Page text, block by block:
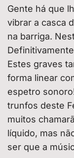
Gente há que
vibrar a casca
na barriga.
Estes graves
forma linear
espetro
trunfos deste
muitos
líquido, mas
ser que a